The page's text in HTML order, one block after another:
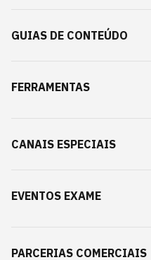
GUIAS DE CONTEÚDO
FERRAMENTAS
CANAIS ESPECIAIS
EVENTOS EXAME
PARCERIAS COMERCIAIS